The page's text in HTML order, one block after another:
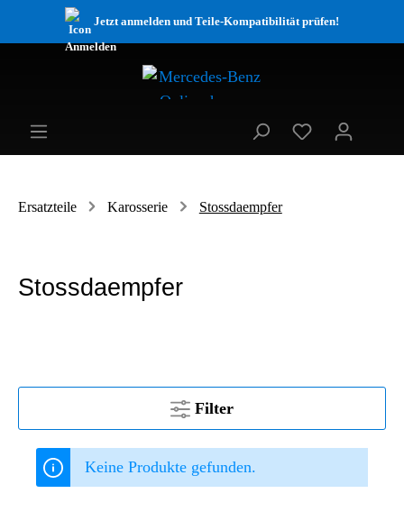
Jetzt anmelden und Teile-Kompatibilität prüfen!
Ersatzteile Karosserie Stossdaempfer
Stossdaempfer
Filter
Keine Produkte gefunden.